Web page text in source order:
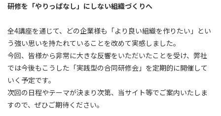
研修を「やりっぱなし」にしない組織づくりへ
全4講座を通じて、どの企業様も「より良い組織を作りたい」とい
う強い思いを持たれていることを改めて実感しました。
今回、皆様から非常に大きな反響をいただいたことを受け、弊社
では今後もこうした「実践型の合同研修会」を定期的に開催して
いく予定です。
次回の日程やテーマが決まり次第、当サイト等でご案内いたしま
すので、ぜひご期待ください。